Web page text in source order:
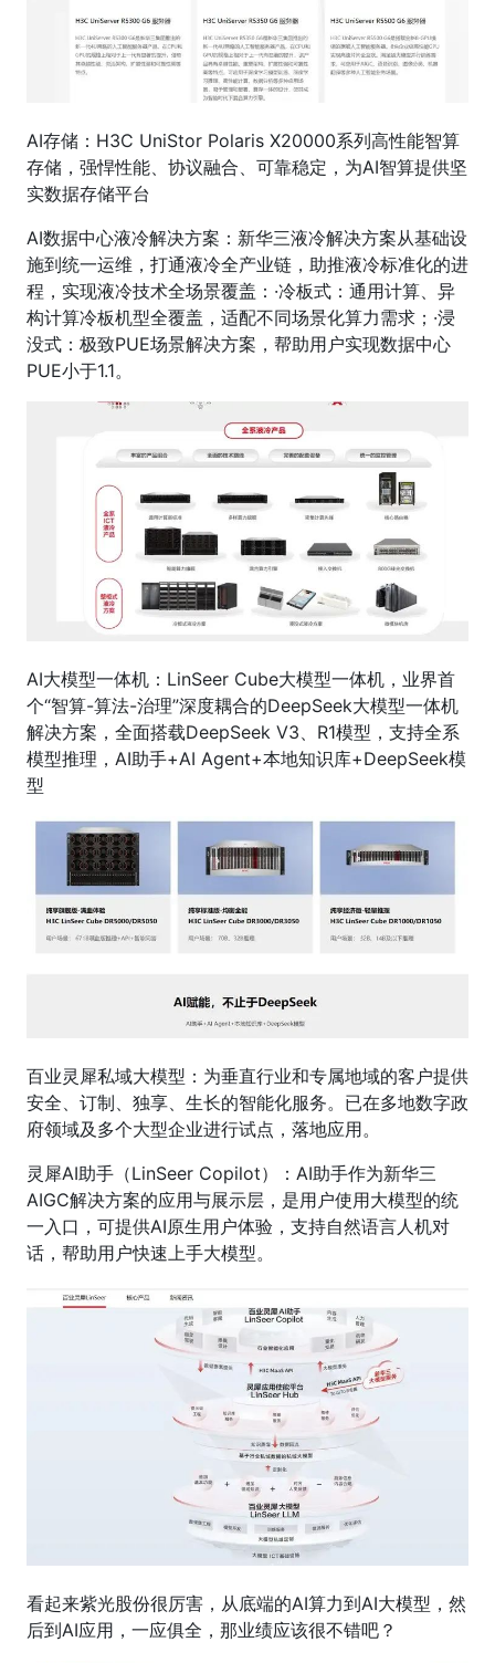
AI存储：H3C UniStor Polaris X20000系列高性能智算
存储，强悍性能、协议融合、可靠稳定，为AI智算提供坚
实数据存储平台
AI数据中心液冷解决方案：新华三液冷解决方案从基础设
施到统一运维，打通液冷全产业链，助推液冷标准化的进
程，实现液冷技术全场景覆盖：·冷板式：通用计算、异
构计算冷板机型全覆盖，适配不同场景化算力需求；·浸
没式：极致PUE场景解决方案，帮助用户实现数据中心
PUE小于1.1。
AI大模型一体机：LinSeer Cube大模型一体机，业界首
个“智算-算法-治理”深度耦合的DeepSeek大模型一体机
解决方案，全面搭载DeepSeek V3、R1模型，支持全系
模型推理，AI助手+AI Agent+本地知识库+DeepSeek模
型
百业灵犀私域大模型：为垂直行业和专属地域的客户提供
安全、订制、独享、生长的智能化服务。已在多地数字政
府领域及多个大型企业进行试点，落地应用。
灵犀AI助手（LinSeer Copilot）：AI助手作为新华三
AIGC解决方案的应用与展示层，是用户使用大模型的统
一入口，可提供AI原生用户体验，支持自然语言人机对
话，帮助用户快速上手大模型。
看起来紫光股份很厉害，从底端的AI算力到AI大模型，然
后到AI应用，一应俱全，那业绩应该很不错吧？